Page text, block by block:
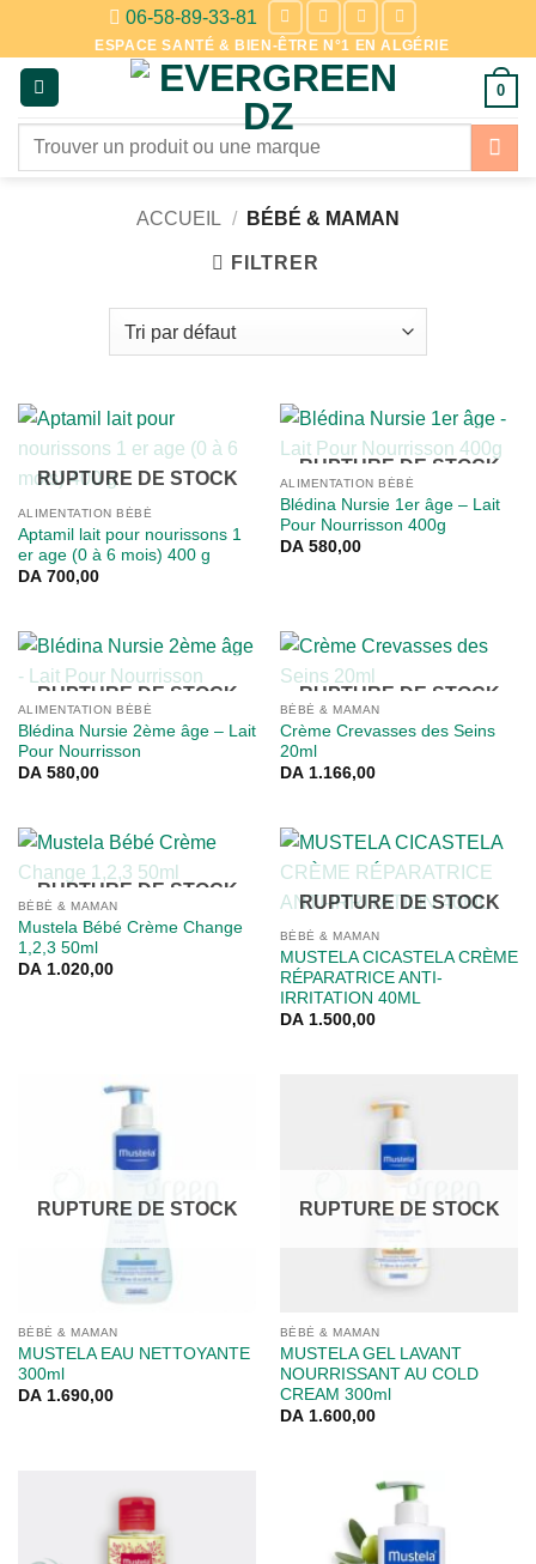
contenu
06-58-89-33-81
ESPACE SANTÉ & BIEN-ÊTRE N°1 EN ALGÉRIE
0
Recherche
ACCUEIL / BÉBÉ & MAMAN
FILTRER
RUPTURE DE STOCK
ALIMENTATION BÉBÉ
Aptamil lait pour nourissons 1
er age (0 à 6 mois) 400 g
DA700,00
RUPTURE DE STOCK
ALIMENTATION BÉBÉ
Blédina Nursie 1er âge – Lait
Pour Nourrisson 400g
DA580,00
RUPTURE DE STOCK
ALIMENTATION BÉBÉ
Blédina Nursie 2ème âge – Lait
Pour Nourrisson
DA580,00
RUPTURE DE STOCK
BÉBÉ & MAMAN
Crème Crevasses des Seins
20ml
DA1.166,00
RUPTURE DE STOCK
BÉBÉ & MAMAN
Mustela Bébé Crème Change
1,2,3 50ml
DA1.020,00
RUPTURE DE STOCK
BÉBÉ & MAMAN
MUSTELA CICASTELA CRÈME
RÉPARATRICE ANTI-
IRRITATION 40ML
DA1.500,00
RUPTURE DE STOCK
BÉBÉ & MAMAN
MUSTELA EAU NETTOYANTE
300ml
DA1.690,00
RUPTURE DE STOCK
BÉBÉ & MAMAN
MUSTELA GEL LAVANT
NOURRISSANT AU COLD
CREAM 300ml
DA1.600,00